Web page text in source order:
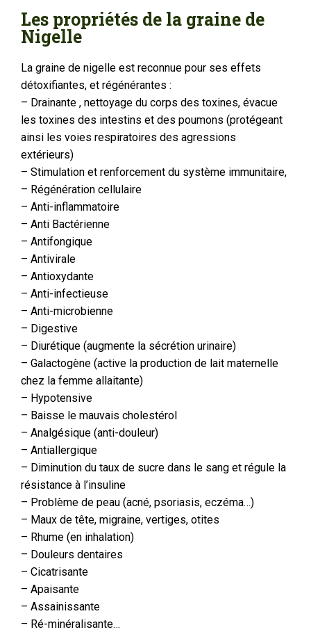
Les propriétés de la graine de
Nigelle
La graine de nigelle est reconnue pour ses effets
détoxifiantes, et régénérantes :
– Drainante , nettoyage du corps des toxines, évacue
les toxines des intestins et des poumons (protégeant
ainsi les voies respiratoires des agressions
extérieurs)
– Stimulation et renforcement du système immunitaire,
– Régénération cellulaire
– Anti-inflammatoire
– Anti Bactérienne
– Antifongique
– Antivirale
– Antioxydante
– Anti-infectieuse
– Anti-microbienne
– Digestive
– Diurétique (augmente la sécrétion urinaire)
– Galactogène (active la production de lait maternelle
chez la femme allaitante)
– Hypotensive
– Baisse le mauvais cholestérol
– Analgésique (anti-douleur)
– Antiallergique
– Diminution du taux de sucre dans le sang et régule la
résistance à l’insuline
– Problème de peau (acné, psoriasis, eczéma…)
– Maux de tête, migraine, vertiges, otites
– Rhume (en inhalation)
– Douleurs dentaires
– Cicatrisante
– Apaisante
– Assainissante
– Ré-minéralisante…